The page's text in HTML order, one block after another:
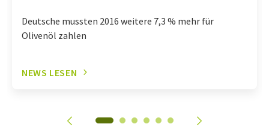
Deutsche mussten 2016 weitere 7,3 % mehr für
Olivenöl zahlen
NEWS LESEN